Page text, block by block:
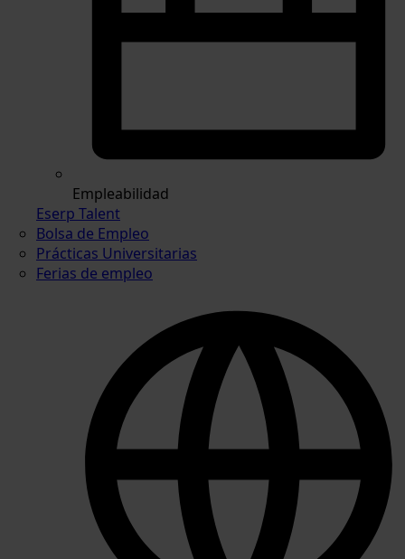
Empleabilidad
Eserp Talent
Bolsa de Empleo
Prácticas Universitarias
Ferias de empleo